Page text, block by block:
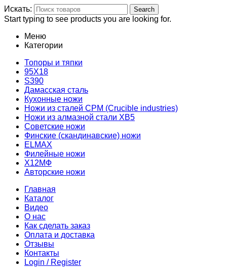
Искать: Search
Start typing to see products you are looking for.
Меню
Категории
Топоры и тяпки
95Х18
S390
Дамасская сталь
Кухонные ножи
Ножи из сталей CPM (Crucible industries)
Ножи из алмазной стали ХВ5
Советские ножи
Финские (скандинавские) ножи
ELMAX
Филейные ножи
Х12МФ
Авторские ножи
Главная
Каталог
Видео
О нас
Как сделать заказ
Оплата и доставка
Отзывы
Контакты
Login / Register